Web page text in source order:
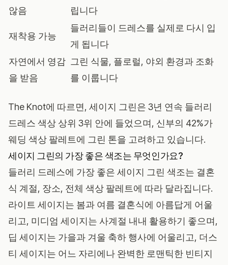
않음
립니다
재착용 가능
들러리들이 드레스를 실제로 다시 입
게 됩니다
자연에서 영감
을 받음
그린 식물, 플로럴, 야외 환경과 조화
를 이룹니다
The Knot에 따르면, 세이지 그린은 3년 연속 들러리
드레스 색상 상위 3위 안에 들었으며, 신부의 42%가
웨딩 색상 팔레트에 그린 톤을 고려하고 있습니다.
세이지 그린의 가장 좋은 색조는 무엇인가요?
들러리 드레스에 가장 좋은 세이지 그린 색조는 결혼
식 계절, 장소, 전체 색상 팔레트에 따라 달라집니다.
라이트 세이지는 봄과 여름 결혼식에 아름답게 어울
리고, 미디엄 세이지는 사계절 내내 활용하기 좋으며,
딥 세이지는 가을과 겨울 축하 행사에 어울리고, 더스
티 세이지는 어느 자리에나 완벽한 로맨틱한 빈티지